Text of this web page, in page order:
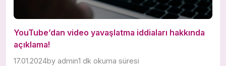
YouTube’dan video yavaşlatma iddiaları hakkında
açıklama!
17.01.2024by admin1 dk okuma süresi